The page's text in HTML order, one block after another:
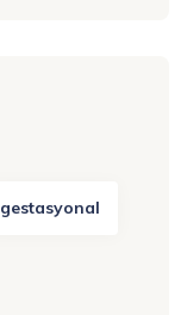
gestasyonal